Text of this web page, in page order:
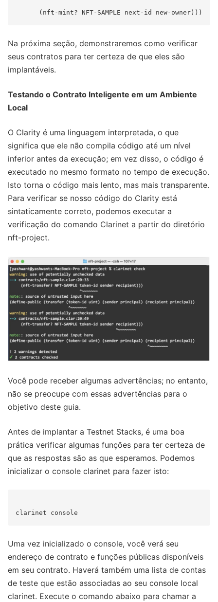
Na próxima seção, demonstraremos como verificar
seus contratos para ter certeza de que eles são
implantáveis.
Testando o Contrato Inteligente em um Ambiente
Local
O Clarity é uma linguagem interpretada, o que
significa que ele não compila código até um nível
inferior antes da execução; em vez disso, o código é
executado no mesmo formato no tempo de execução.
Isto torna o código mais lento, mas mais transparente.
Para verificar se nosso código do Clarity está
sintaticamente correto, podemos executar a
verificação do comando Clarinet a partir do diretório
nft-project.
Você pode receber algumas advertências; no entanto,
não se preocupe com essas advertências para o
objetivo deste guia.
Antes de implantar a Testnet Stacks, é uma boa
prática verificar algumas funções para ter certeza de
que as respostas são as que esperamos. Podemos
inicializar o console clarinet para fazer isto:
Uma vez inicializado o console, você verá seu
endereço de contrato e funções públicas disponíveis
em seu contrato. Haverá também uma lista de contas
de teste que estão associadas ao seu console local
clarinet. Execute o comando abaixo para chamar a